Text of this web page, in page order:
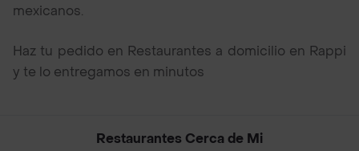
mexicanos.
Haz tu pedido en Restaurantes a domicilio en Rappi
y te lo entregamos en minutos
Restaurantes Cerca de Mi